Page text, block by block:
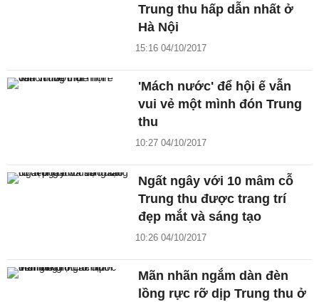
Trung thu hấp dẫn nhất ở
Hà Nội
15:16 04/10/2017
'Mách nước' để hội ế vẫn
vui vẻ một mình đón Trung
thu
10:27 04/10/2017
Ngất ngây với 10 mâm cỗ
Trung thu được trang trí
đẹp mắt và sáng tạo
10:26 04/10/2017
Mãn nhãn ngắm dàn đèn
lồng rực rỡ dịp Trung thu ở